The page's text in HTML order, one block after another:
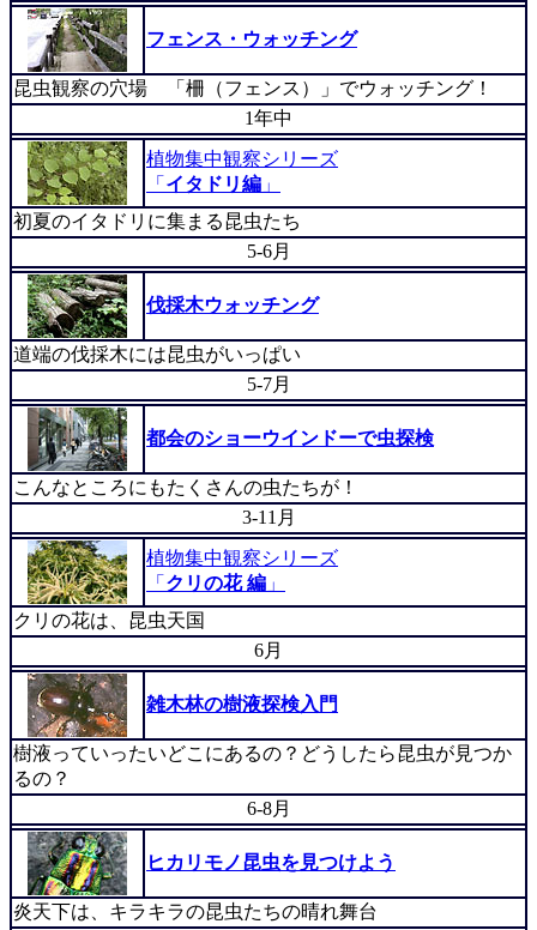
フェンス・ウォッチング
昆虫観察の穴場 「柵（フェンス）」でウォッチング！
1年中
植物集中観察シリーズ
「 イタドリ編 」
初夏のイタドリに集まる昆虫たち
5-6月
伐採木ウォッチング
道端の伐採木には昆虫がいっぱい
5-7月
都会のショーウインドーで虫探検
こんなところにもたくさんの虫たちが！
3-11月
植物集中観察シリーズ
「 クリの花 編 」
クリの花は、昆虫天国
6月
雑木林の樹液探検入門
樹液っていったいどこにあるの？どうしたら昆虫が見つか
るの？
6-8月
ヒカリモノ昆虫を見つけよう
炎天下は、キラキラの昆虫たちの晴れ舞台